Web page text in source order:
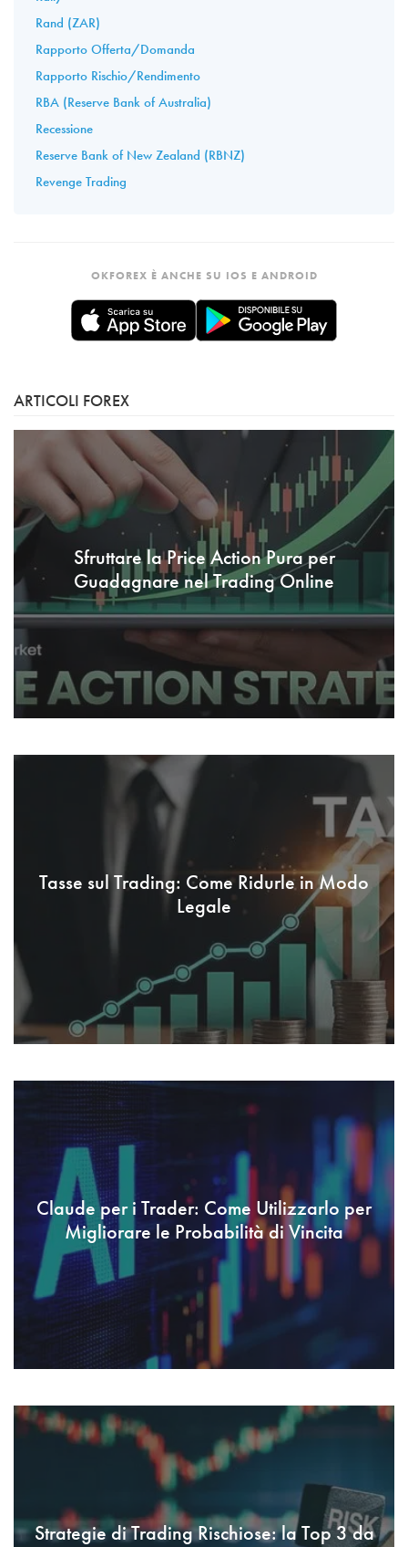
Rand (ZAR)
Rapporto Offerta/Domanda
Rapporto Rischio/Rendimento
RBA (Reserve Bank of Australia)
Recessione
Reserve Bank of New Zealand (RBNZ)
Revenge Trading
OKFOREX È ANCHE SU IOS E ANDROID
ARTICOLI FOREX
Sfruttare la Price Action Pura per
Guadagnare nel Trading Online
Tasse sul Trading: Come Ridurle in Modo
Legale
Claude per i Trader: Come Utilizzarlo per
Migliorare le Probabilità di Vincita
Strategie di Trading Rischiose: la Top 3 da